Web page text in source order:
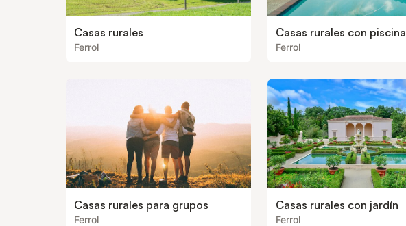
Casas rurales
Ferrol
Casas rurales con piscina
Ferrol
Casas rurales para grupos
Ferrol
Casas rurales con jardín
Ferrol